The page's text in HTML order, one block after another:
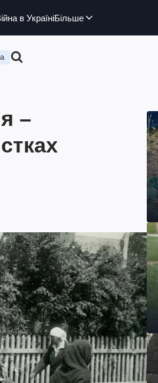
в УкраїніБільше
–